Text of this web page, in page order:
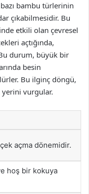
bambu türlerinin
çıkabilmesidir. Bu
etkili olan çevresel
açtığında,
durum, büyük bir
besin
Bu ilginç döngü,
vurgular.
açma dönemidir.
hoş bir kokuya